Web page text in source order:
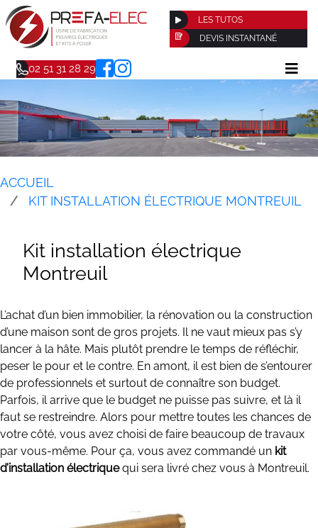
LES TUTOS
DEVIS INSTANTANÉ
02 51 31 28 29
ACCUEIL
KIT INSTALLATION ÉLECTRIQUE MONTREUIL
Kit installation électrique
Montreuil
L’achat d’un bien immobilier, la rénovation ou la construction
d’une maison sont de gros projets. Il ne vaut mieux pas s’y
lancer à la hâte. Mais plutôt prendre le temps de réfléchir,
peser le pour et le contre. En amont, il est bien de s’entourer
de professionnels et surtout de connaître son budget.
Parfois, il arrive que le budget ne puisse pas suivre, et là il
faut se restreindre. Alors pour mettre toutes les chances de
votre côté, vous avez choisi de faire beaucoup de travaux
par vous-même. Pour ça, vous avez commandé un kit
d’installation électriquequi sera livré chez vous à Montreuil.